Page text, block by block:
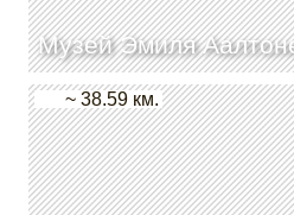
Музей Эмиля
~ 38.59 км.